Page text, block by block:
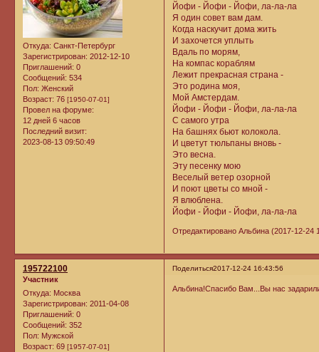
Откуда: Санкт-Петербург
Зарегистрирован: 2012-12-10
Приглашений: 0
Сообщений: 534
Пол: Женский
Возраст: 76 [1950-07-01]
Провел на форуме:
12 дней 6 часов
Последний визит:
2023-08-13 09:50:49
Йофи - Йофи - Йофи, ла-ла-ла
Я один совет вам дам.
Когда наскучит дома жить
И захочется уплыть
Вдаль по морям,
На компас кораблям
Лежит прекрасная страна -
Это родина моя,
Мой Амстердам.
Йофи - Йофи - Йофи, ла-ла-ла
С самого утра
На башнях бьют колокола.
И цветут тюльпаны вновь -
Это весна.
Эту песенку мою
Веселый ветер озорной
И поют цветы со мной -
Я влюблена.
Йофи - Йофи - Йофи, ла-ла-ла
Отредактировано Альбина (2017-12-24
Поделиться2017-12-24 16:43:56
195722100
Участник
Откуда: Москва
Зарегистрирован: 2011-04-08
Приглашений: 0
Сообщений: 352
Пол: Мужской
Возраст: 69 [1957-07-01]
Альбина!Спасибо Вам...Вы нас